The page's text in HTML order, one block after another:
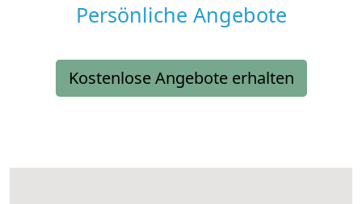
Persönliche Angebote
Kostenlose Angebote erhalten